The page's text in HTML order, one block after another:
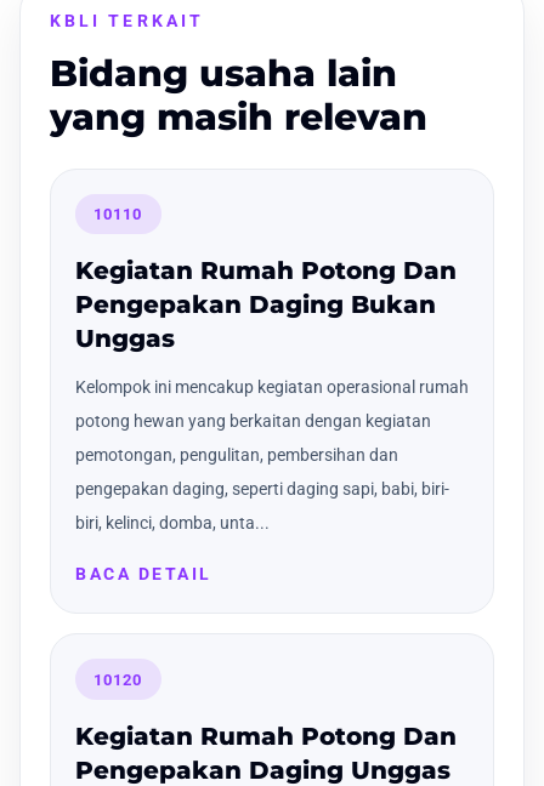
KBLI TERKAIT
Bidang usaha lain
yang masih relevan
10110
Kegiatan Rumah Potong Dan
Pengepakan Daging Bukan
Unggas
Kelompok ini mencakup kegiatan operasional rumah
potong hewan yang berkaitan dengan kegiatan
pemotongan, pengulitan, pembersihan dan
pengepakan daging, seperti daging sapi, babi, biri-
biri, kelinci, domba, unta...
BACA DETAIL
10120
Kegiatan Rumah Potong Dan
Pengepakan Daging Unggas